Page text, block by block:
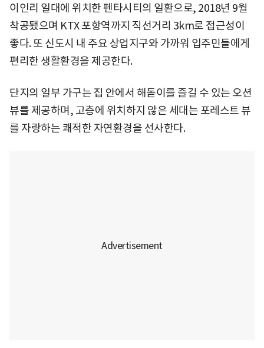
이인리 일대에 위치한 펜타시티의 일환으로, 2018년 9월
착공됐으며 KTX 포항역까지 직선거리 3km로 접근성이
좋다. 또 신도시 내 주요 상업지구와 가까워 입주민들에게
편리한 생활환경을 제공한다.
단지의 일부 가구는 집 안에서 해돋이를 즐길 수 있는 오션
뷰를 제공하며, 고층에 위치하지 않은 세대는 포레스트 뷰
를 자랑하는 쾌적한 자연환경을 선사한다.